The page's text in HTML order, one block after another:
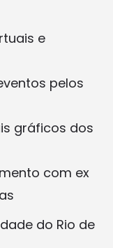
e
pelos
gráficos dos
com ex
do Rio de